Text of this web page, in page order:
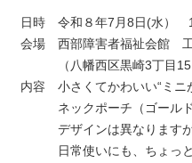
日時 令和８年7月8日(水）
会場 西部障害者福祉会館
（八幡西区黒崎3丁目15
内容 小さくてかわいい“ミニ
ネックポーチ（ゴールド・
デザインは異なりますが
日常使いにも、ちょっと